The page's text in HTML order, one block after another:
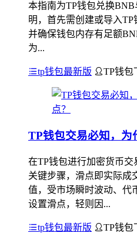
本指南为TP钱包兑换
明，首先需创建或导入
并确保钱包内存有足额
为...
tp钱包最新版 TP钱包
TP钱包交易必知，为
在TP钱包进行加密货币
关键步骤，滑点即实际成
值，受市场瞬时波动、代
设置滑点，轻则因...
tp钱包最新版 TP钱包